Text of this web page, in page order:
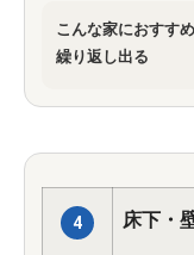
こんな家におすす
繰り返し出る
4 床下・